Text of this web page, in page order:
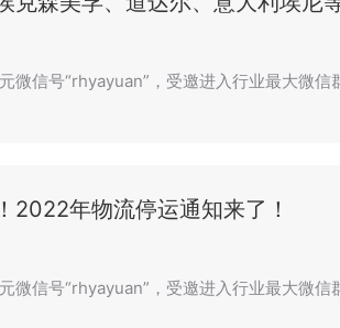
微信号“rhyayuan”，受邀进入行业最大微
2022年物流停运通知来了！
微信号“rhyayuan”，受邀进入行业最大微